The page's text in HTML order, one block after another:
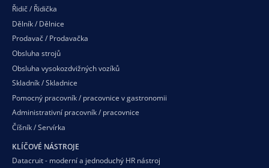
Řidič / Řidička
Dělník / Dělnice
Prodavač / Prodavačka
Obsluha strojů
Obsluha vysokozdvižných vozíků
Skladník / Skladnice
Pomocný pracovník / pracovnice v gastronomii
Administrativní pracovník / pracovnice
Číšník / Servírka
KLÍČOVÉ NÁSTROJE
Datacruit - moderní a jednoduchý HR nástroj